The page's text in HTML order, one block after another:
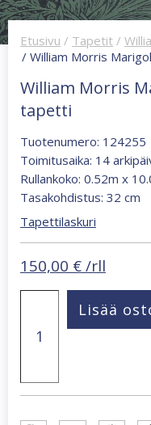
Etusivu / Tapetit /
/ William Morris
William Morris
tapetti
Tuotenumero: 124255
Toimitusaika: 14
Rullankoko: 0.52m x
Tasakohdistus: 32 cm
Tapettilaskuri
150,00 € /rll
Marigold
Fibrous
määrä
Lisää